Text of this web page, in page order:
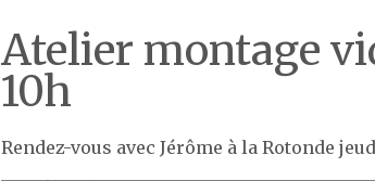
Atelier montage
10h
Rendez-vous avec Jérôme à la Rotonde